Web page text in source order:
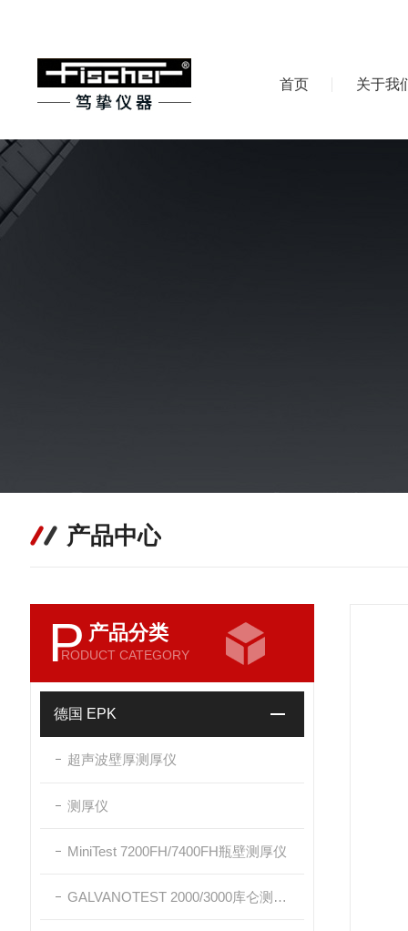
首页 关于我
产品中心
P 产品分类
RODUCT CATEGORY
德国 EPK
超声波壁厚测厚仪
测厚仪
MiniTest 7200FH/7400FH瓶壁测厚仪
GALVANOTEST 2000/3000库仑测厚仪